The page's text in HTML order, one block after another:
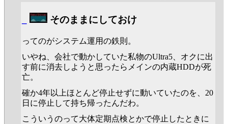
そのままにしておけ
ってのがシステム運用の鉄則。
いやね、会社で動かしていた私物のUltra5、オクに出
す前に消去しようと思ったらメインの内蔵HDDが死
亡。
確か4年以上ほとんど停止せずに動いていたのを、20
日に停止して持ち帰ったんだわ。
こういうのって大体定期点検とかで停止したときに